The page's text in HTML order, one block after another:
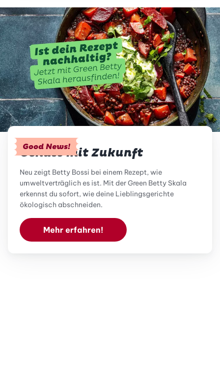
Good News!
Genuss mit Zukunft
Neu zeigt Betty Bossi bei einem Rezept, wie
umweltverträglich es ist. Mit der Green Betty Skala
erkennst du sofort, wie deine Lieblingsgerichte
ökologisch abschneiden.
Mehr erfahren!